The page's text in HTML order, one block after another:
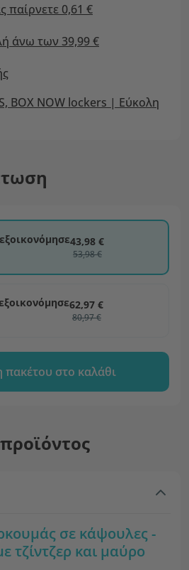
παίρνετε 0,61 €
άνω των 39,99 €
BOX NOW lockers | Εύκολη
43,98 €
53,98 €
62,97 €
80,97 €
στο καλάθι
σε κάψουλες -
τζίντζερ και μαύρο